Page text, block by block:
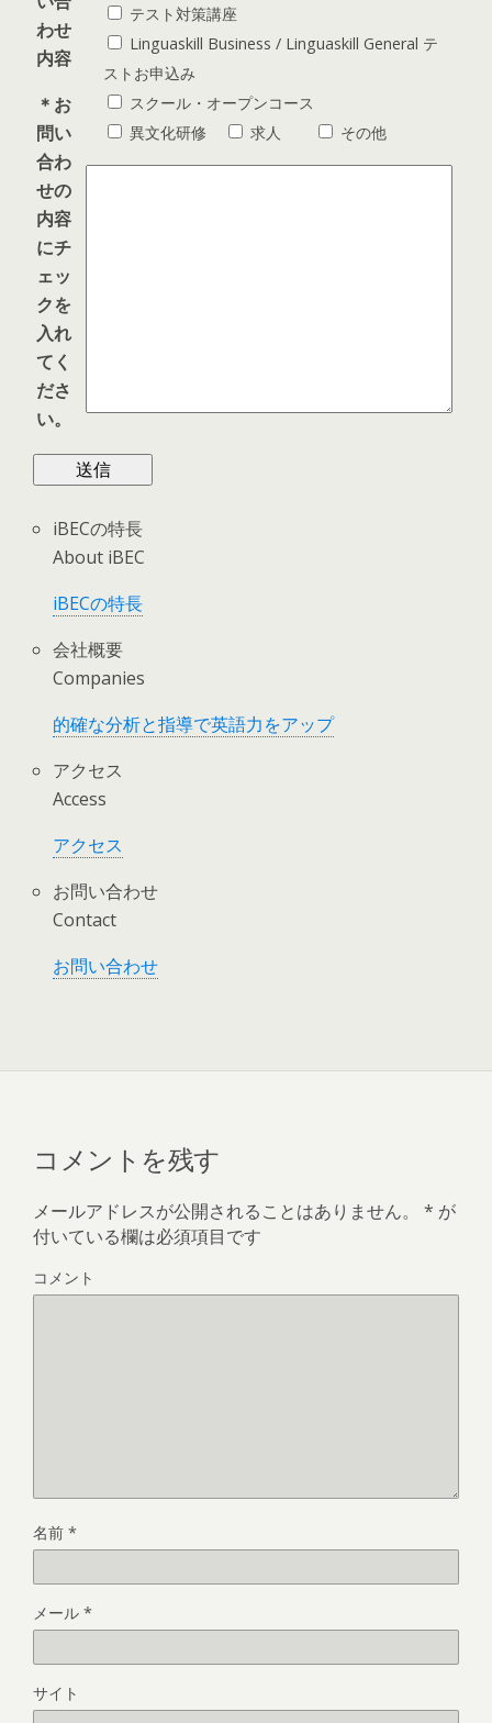
わせ
内容
＊お
問い
合わ
せの
内容
にチ
ェッ
クを
入れ
てく
ださ
い。
テスト対策講座
Linguaskill Business / Linguaskill General テ
ストお申込み
スクール・オープンコース
異文化研修
求人 その他
iBECの特長
About iBEC
iBECの特長
会社概要
Companies
的確な分析と指導で英語力をアップ
アクセス
Access
アクセス
お問い合わせ
Contact
お問い合わせ
コメントを残す
メールアドレスが公開されることはありません。 * が
付いている欄は必須項目です
コメント
名前 *
メール *
サイト